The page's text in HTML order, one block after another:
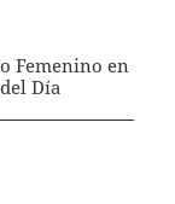
Femenino en
Día